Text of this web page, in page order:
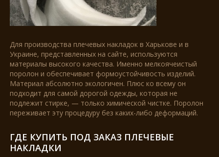
Для производства плечевых накладок в Харькове и в
Украине, представленных на сайте, используются
материалы высокого качества. Именно мелкоячеистый
поролон и обеспечивает формоустойчивость изделий.
Материал абсолютно экологичен. Плюс ко всему он
подходит для самой дорогой одежды, которая не
подлежит стирке, — только химической чистке. Поролон
переживает эту процедуру без каких-либо деформаций.
ГДЕ КУПИТЬ ПОД ЗАКАЗ ПЛЕЧЕВЫЕ
НАКЛАДКИ